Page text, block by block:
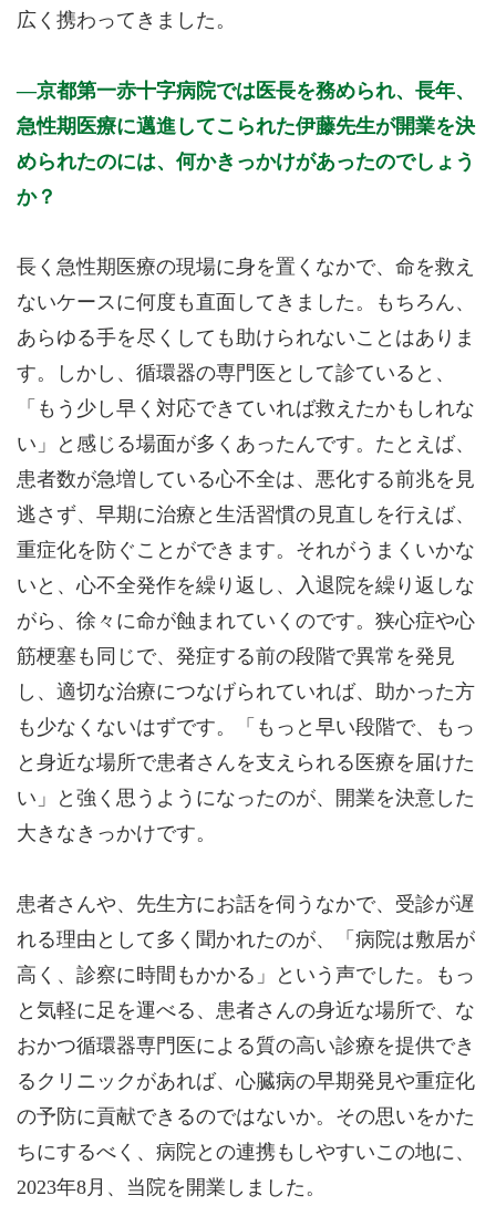
広く携わってきました。
京都第一赤十字病院では医長を務められ、長年、
急性期医療に邁進してこられた伊藤先生が開業を決
められたのには、何かきっかけがあったのでしょう
か？
長く急性期医療の現場に身を置くなかで、命を救え
ないケースに何度も直面してきました。もちろん、
あらゆる手を尽くしても助けられないことはありま
す。しかし、循環器の専門医として診ていると、
「もう少し早く対応できていれば救えたかもしれな
い」と感じる場面が多くあったんです。たとえば、
患者数が急増している心不全は、悪化する前兆を見
逃さず、早期に治療と生活習慣の見直しを行えば、
重症化を防ぐことができます。それがうまくいかな
いと、心不全発作を繰り返し、入退院を繰り返しな
がら、徐々に命が蝕まれていくのです。狭心症や心
筋梗塞も同じで、発症する前の段階で異常を発見
し、適切な治療につなげられていれば、助かった方
も少なくないはずです。「もっと早い段階で、もっ
と身近な場所で患者さんを支えられる医療を届けた
い」と強く思うようになったのが、開業を決意した
大きなきっかけです。
患者さんや、先生方にお話を伺うなかで、受診が遅
れる理由として多く聞かれたのが、「病院は敷居が
高く、診察に時間もかかる」という声でした。もっ
と気軽に足を運べる、患者さんの身近な場所で、な
おかつ循環器専門医による質の高い診療を提供でき
るクリニックがあれば、心臓病の早期発見や重症化
の予防に貢献できるのではないか。その思いをかた
ちにするべく、病院との連携もしやすいこの地に、
2023年8月、当院を開業しました。